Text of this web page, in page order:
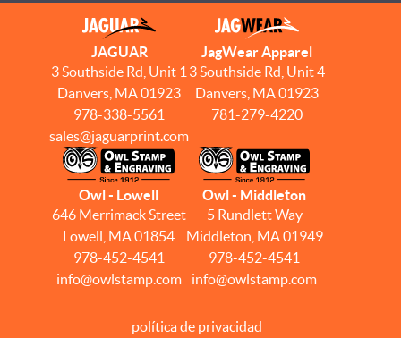
JAGUAR
3 Southside Rd, Unit 1
Danvers, MA 01923
978-338-5561
sales@jaguarprint.com
JagWear Apparel
3 Southside Rd, Unit 4
Danvers, MA 01923
781-279-4220
Owl - Lowell
646 Merrimack Street
Lowell, MA 01854
978-452-4541
info@owlstamp.com
Owl - Middleton
5 Rundlett Way
Middleton, MA 01949
978-452-4541
info@owlstamp.com
política de privacidad